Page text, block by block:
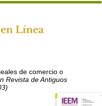
de comercio o
Revista de Antiguos